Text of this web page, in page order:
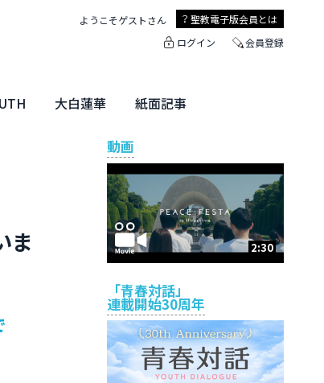
聖教電子版会員とは
ようこそゲストさん
ログイン
会員登録
大白蓮華 紙面記事
ま
動画
2:30
「青春対話」
連載開始30周年